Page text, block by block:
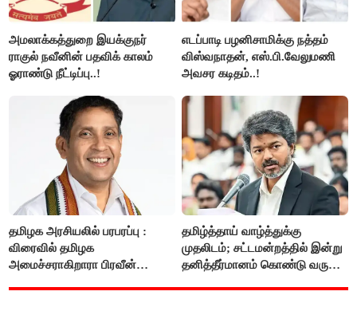
அமலாக்கத்துறை இயக்குநர்
ராகுல் நவீனின் பதவிக் காலம்
ஓராண்டு நீட்டிப்பு..!
எடப்பாடி பழனிசாமிக்கு நத்தம்
விஸ்வநாதன், எஸ்.பி.வேலுமணி
அவசர கடிதம்..!
தமிழக அரசியலில் பரபரப்பு :
விரைவில் தமிழக
அமைச்சராகிறாரா பிரவீன்
தமிழ்த்தாய் வாழ்த்துக்கு
முதலிடம்; சட்டமன்றத்தில் இன்று
தனித்தீர்மானம் கொண்டு வரும்